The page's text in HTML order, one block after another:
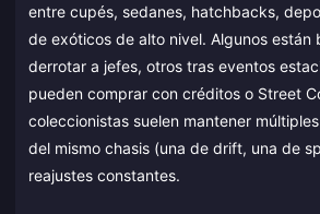
entre cupés, sedanes, hatchbacks,
de exóticos de alto nivel. Algunos están
derrotar a jefes, otros tras eventos
pueden comprar con créditos o Street
coleccionistas suelen mantener
del mismo chasis (una de drift, una de
reajustes constantes.